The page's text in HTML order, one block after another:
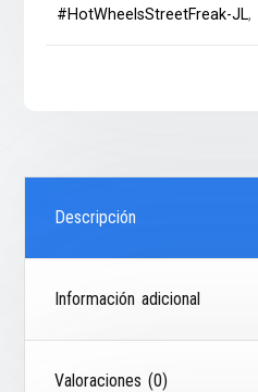
#HotWheelsStreetFreak-JL,
Descripción
Información adicional
Valoraciones (0)